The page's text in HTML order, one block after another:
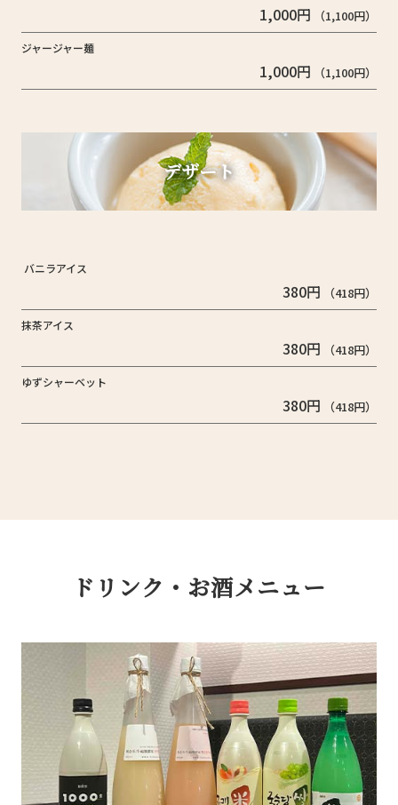
1,000円 （1,100円）
ジャージャー麺
1,000円 （1,100円）
デザート
バニラアイス
380円 （418円）
抹茶アイス
380円 （418円）
ゆずシャーベット
380円 （418円）
ドリンク・お酒メニュー